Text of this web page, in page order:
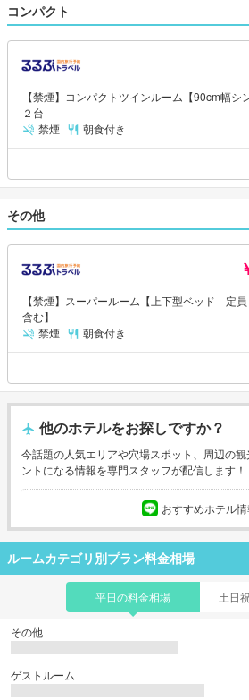
コンパクト
【禁煙】コンパクトツインルーム【90cm幅シ
２台
禁煙
朝食付き
その他
【禁煙】スーパールーム【上下型ベッド 定
含む】
禁煙
朝食付き
他のホテルをお探しですか？
今話題の人気エリアや穴場スポット、周辺の
ントになる情報を専門スタッフが配信します！
おすすめホテル情
ルームカテゴリ別プラン料金相場
平日の料金相場 土日
その他
ゲストルーム